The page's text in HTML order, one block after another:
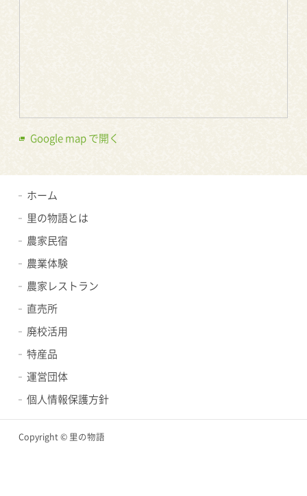
Google map で開く
ホーム
里の物語とは
農家民宿
農業体験
農家レストラン
直売所
廃校活用
特産品
運営団体
個人情報保護方針
Copyright © 里の物語